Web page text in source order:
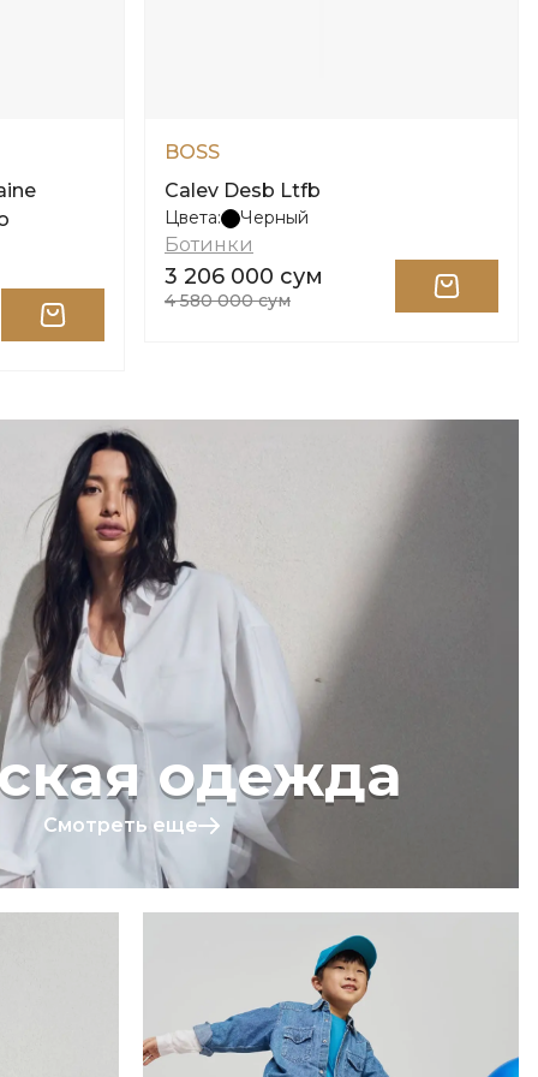
BOSS
Calev Desb Ltfb
Цвета: Черный
Ботинки
3 206 000 сум
4 580 000 сум
одежда
Смотреть еще